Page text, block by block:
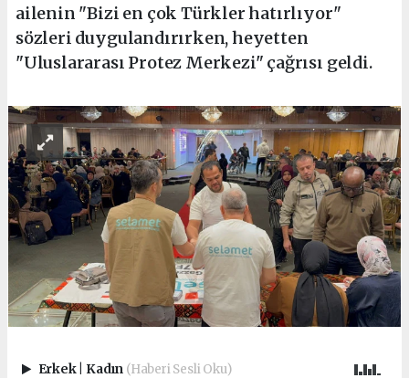
ailenin "Bizi en çok Türkler hatırlıyor"
sözleri duygulandırırken, heyetten
"Uluslararası Protez Merkezi" çağrısı geldi.
Erkek Kadın (Haberi Sesli Oku)